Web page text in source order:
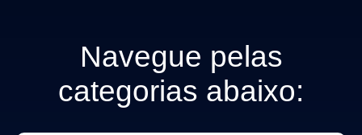
Navegue pelas
categorias abaixo: